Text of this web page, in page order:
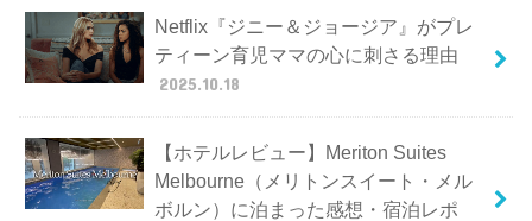
Netflix『ジニー＆ジョージア』がプレ
ティーン育児ママの心に刺さる理由
2025.10.18
【ホテルレビュー】Meriton Suites
Melbourne（メリトンスイート・メル
ボルン）に泊まった感想・宿泊レポ